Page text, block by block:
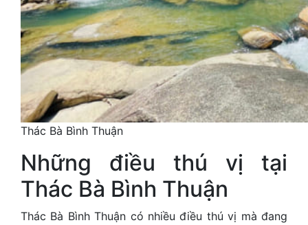
Thác Bà Bình Thuận
Những điều thú vị tại
Thác Bà Bình Thuận
Thác Bà Bình Thuận có nhiều điều thú vị mà đang